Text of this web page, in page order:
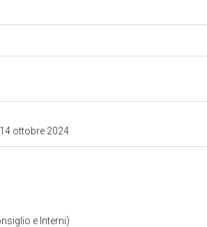
ottobre 2024
e Interni)